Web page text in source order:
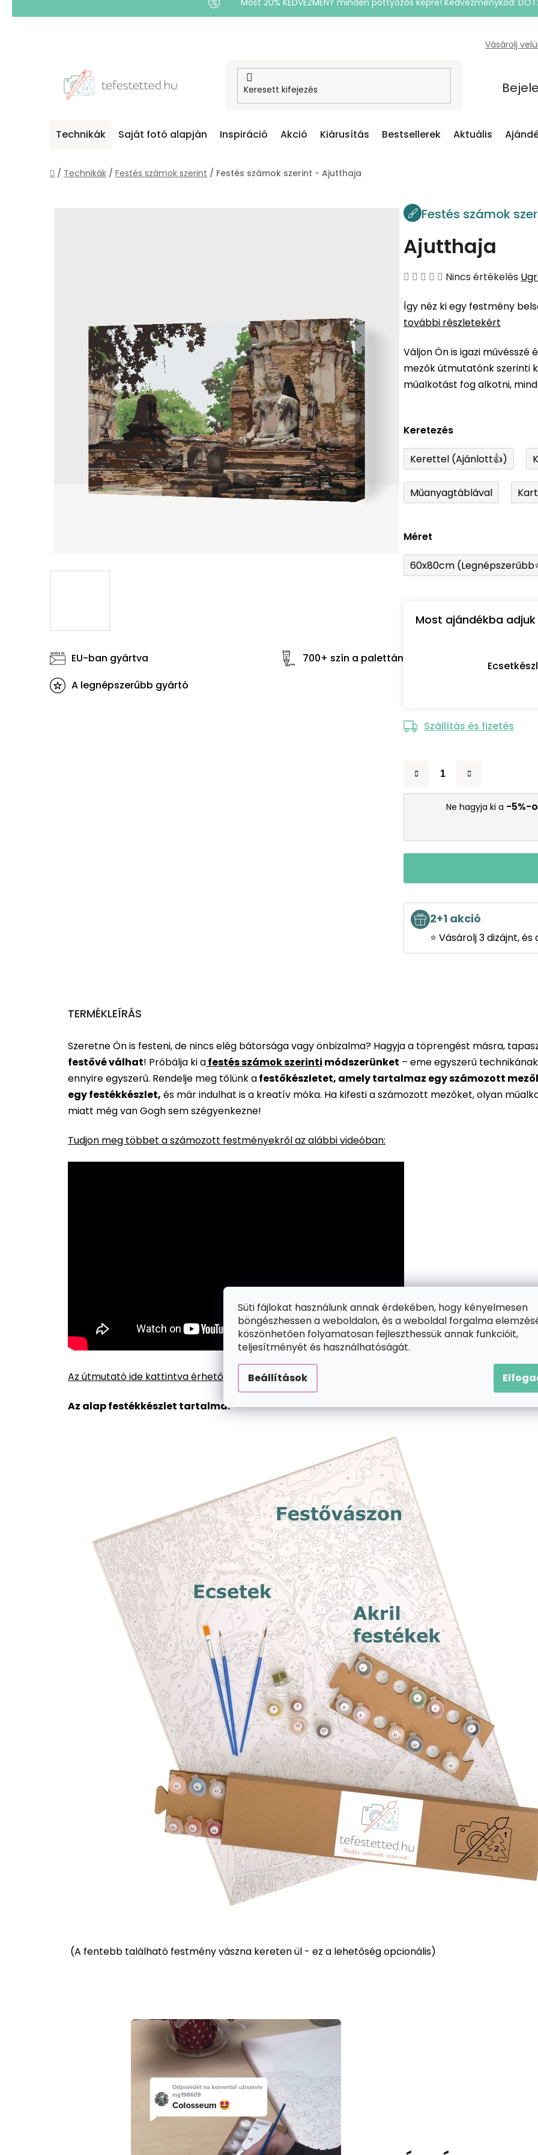
Süti fájlokat használunk annak érdekében, hogy kényelmesen
böngészhessen a weboldalon, és a weboldal forgalma
köszönhetően folyamatosan fejleszthessük annak funkcióit,
teljesítményét és használhatóságát.
Beállítások
Most 20% KEDVEZMÉNY minden pöttyözős képre! Kedvezménykód:
Vásárolj
Technikák Saját fotó alapján Inspiráció Akció Kiárusítás Bestsellerek Aktuális
Kezdőlap
/ Technikák / Festés számok szerint / Festés számok szerint - Ajutthaja
Festés számok
Ajutthaja
A
átlagos
értékelése
ből
0,0
csillag.
Nincs értékelés
Így néz ki egy festmény
további részletekért
Váljon Ön is igazi
mezők útmutatónk szerinti
műalkotást fog alkotni,
Keretezés
Kerettel (Ajánlott👍)
Műanyagtáblával
Méret
60x80cm
Most ajándékba
Szállítás és fizetés
Ne hagyja ki a -5%-
2+1 akció
⭐ Vásárolj 3 dizájnt,
EU-ban gyártva
700+ szín a palettán
A legnépszerűbb gyártó
TERMÉKLEÍRÁS
Szeretne Ön is festeni, de nincs elég bátorsága vagy önbizalma? Hagyja a töprengést másra,
festővé válhat! Próbálja ki afestés számok szerinti módszerünket – eme egyszerű
ennyire egyszerű. Rendelje meg tőlünk afestőkészletet, amely tartalmaz egy számozott
egy festékkészlet, és már indulhat is a kreatív móka. Ha kifesti a számozott mezőket, olyan
miatt még van Gogh sem szégyenkezne!
Tudjon meg többet a számozott festményekről az alábbi videóban:
Az útmutató ide kattintva érhető el.
Az alap festékkészlet tartalma:
(A fentebb található festmény vászna kereten ül - ez a lehetőség opcionális)